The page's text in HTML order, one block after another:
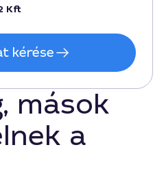
Kft
kérése
mások
a